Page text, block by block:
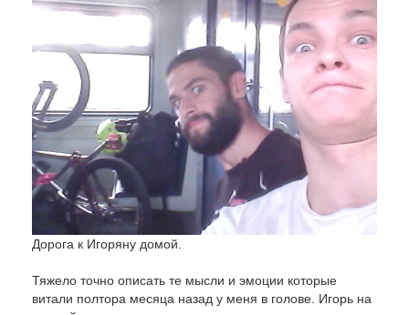
Дорога к Игоряну домой.
Тяжело точно описать те мысли и эмоции которые
витали полтора месяца назад у меня в голове. Игорь на